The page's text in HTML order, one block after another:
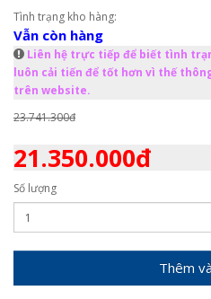
Tình trạng kho hàng:
Vẫn còn hàng
Liên hệ trực tiếp để biết tình
luôn cải tiến để tốt hơn vì thế
trên website.
23.741.300đ
21.350.000đ
Số lượng
Thêm